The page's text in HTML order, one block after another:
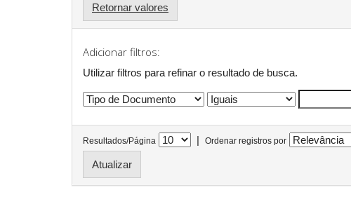
Retornar valores
Adicionar filtros:
Utilizar filtros para refinar o resultado de busca.
Resultados/Página | Ordenar registros por